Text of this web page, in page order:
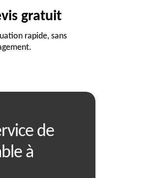
gratuit
rapide, sans
de
à